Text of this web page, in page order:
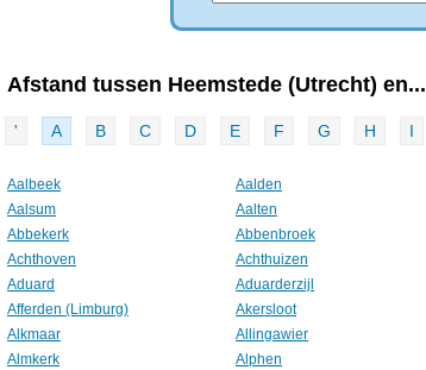
Afstand tussen Heemstede (Utrecht) en...
' A B C D E F G H I
Aalbeek Aalden
Aalsum
Aalten
Abbekerk
Abbenbroek
Achthoven
Achthuizen
Aduard
Aduarderzijl
Afferden (Limburg)
Akersloot
Alkmaar
Allingawier
Almkerk
Alphen